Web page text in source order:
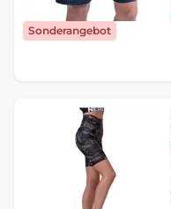
Sonderangebot